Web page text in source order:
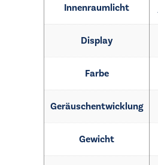
Innenraumlicht
Display
Farbe
Geräuschentwicklung
Gewicht